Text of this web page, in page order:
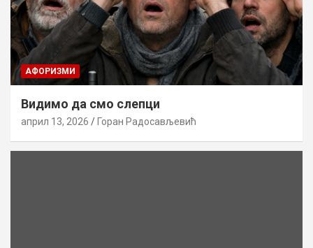
AФОРИЗМИ
Видимо да смо слепци
април 13, 2026 Горан Радосављевић